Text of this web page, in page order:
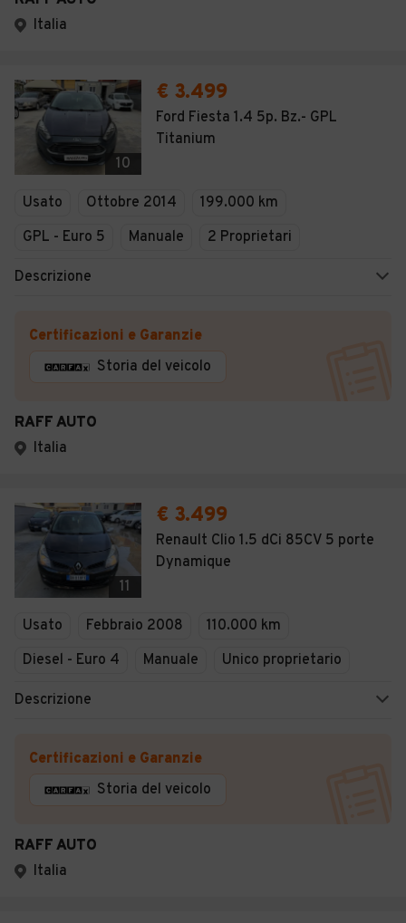
Italia
10
€ 3.499
Ford Fiesta 1.4 5p. Bz.- GPL
Titanium
Usato Ottobre 2014
199.000 km
GPL - Euro 5
Manuale 2 Proprietari
Descrizione
Certificazioni e Garanzie
Storia del veicolo
RAFF AUTO
Italia
11
€ 3.499
Renault Clio 1.5 dCi 85CV 5 porte
Dynamique
Usato Febbraio 2008
110.000 km
Diesel - Euro 4
Manuale Unico proprietario
Descrizione
Certificazioni e Garanzie
Storia del veicolo
RAFF AUTO
Italia